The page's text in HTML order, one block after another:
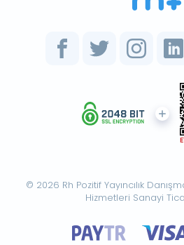
© 2026 Rh Pozitif Yayıncılık
Hizmetleri Sanayi